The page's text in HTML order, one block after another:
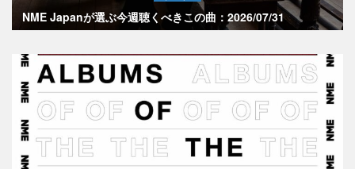
NME Japanが選ぶ今週聴くべきこの曲：2026/07/31